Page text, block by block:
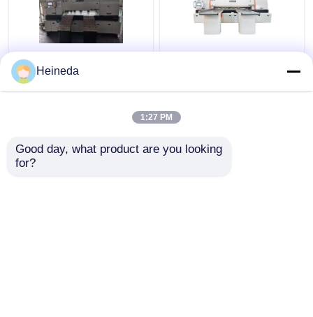
CNC ακρίβειας η
επιτροπή είδε στην
καθίσματα υψηλή
λειτουργούσα
Heineda
1:27 PM
Good day, what product are you looking
for?